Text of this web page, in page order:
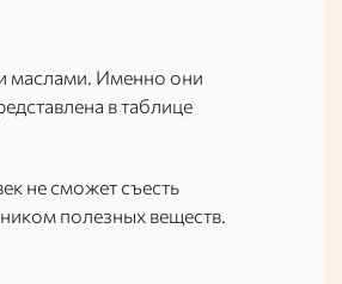
маслами. Именно они
в таблице
не сможет съесть
полезных веществ.